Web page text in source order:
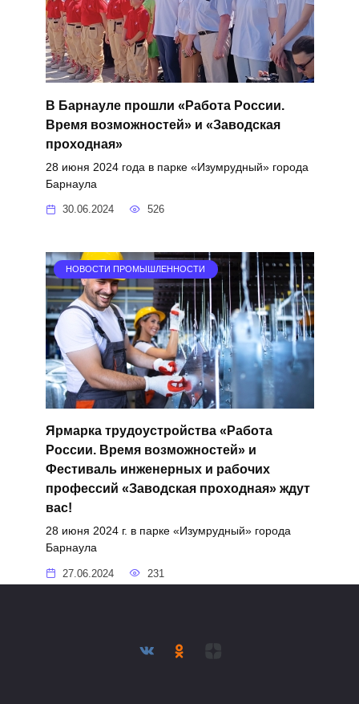
В Барнауле прошли «Работа России.
Время возможностей» и «Заводская
проходная»
28 июня 2024 года в парке «Изумрудный» города
Барнаула
30.06.2024 526
НОВОСТИ ПРОМЫШЛЕННОСТИ
Ярмарка трудоустройства «Работа
России. Время возможностей» и
Фестиваль инженерных и рабочих
профессий «Заводская проходная» ждут
вас!
28 июня 2024 г. в парке «Изумрудный» города
Барнаула
27.06.2024 231